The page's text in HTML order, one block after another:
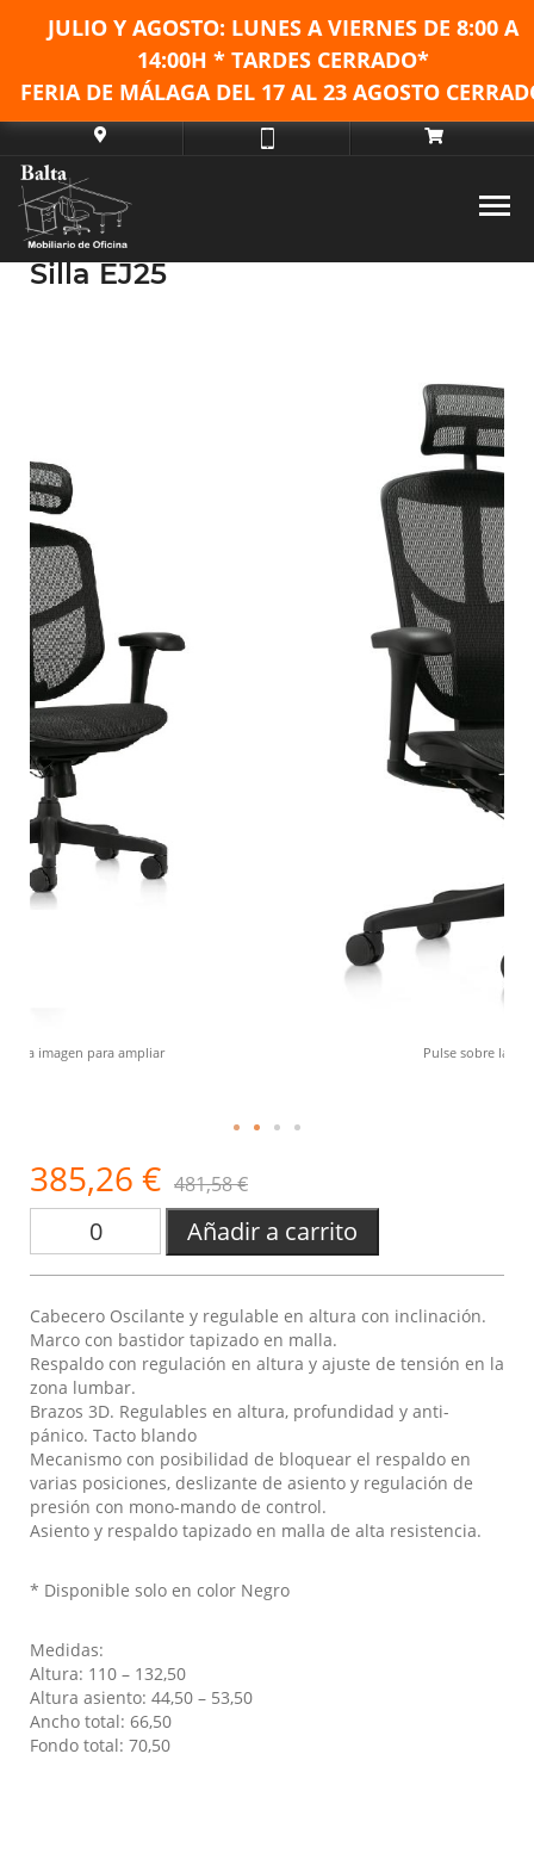
JULIO Y AGOSTO: LUNES A VIERNES DE 8:00 A
14:00H * TARDES CERRADO*
FERIA DE MÁLAGA DEL 17 AL 23 AGOSTO
Silla EJ25
Pulse sobre la imagen para ampliar
385,26 € 481,58 €
Añadir a carrito
Cabecero Oscilante y regulable en altura con inclinación.
Marco con bastidor tapizado en malla.
Respaldo con regulación en altura y ajuste de tensión en la
zona lumbar.
Brazos 3D. Regulables en altura, profundidad y anti-
pánico. Tacto blando
Mecanismo con posibilidad de bloquear el respaldo en
varias posiciones, deslizante de asiento y regulación de
presión con mono-mando de control.
Asiento y respaldo tapizado en malla de alta resistencia.
* Disponible solo en color Negro
Medidas:
Altura: 110 – 132,50
Altura asiento: 44,50 – 53,50
Ancho total: 66,50
Fondo total: 70,50